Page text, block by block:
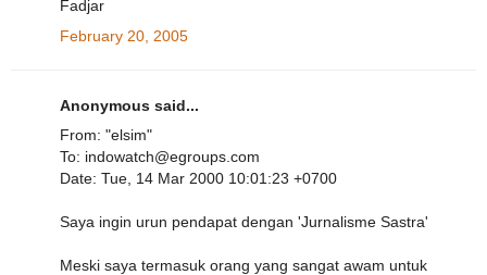
Fadjar
February 20, 2005
Anonymous said...
From: "elsim"
To: indowatch@egroups.com
Date: Tue, 14 Mar 2000 10:01:23 +0700
Saya ingin urun pendapat dengan 'Jurnalisme Sastra'
Meski saya termasuk orang yang sangat awam untuk